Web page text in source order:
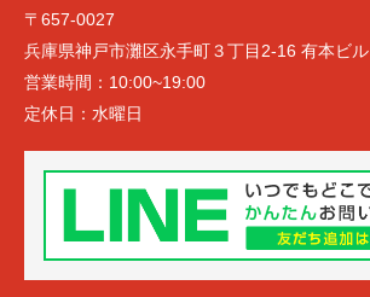
〒657-0027
兵庫県神戸市灘区永手町３丁目2-16 有本ビル
営業時間： 10:00~19:00
定休日： 水曜日